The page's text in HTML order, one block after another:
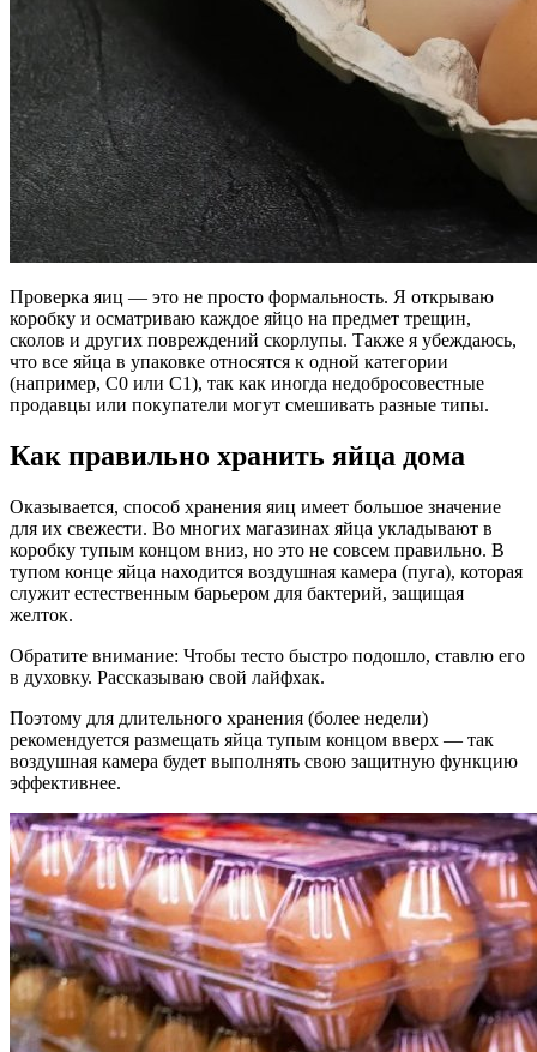
Проверка яиц — это не просто формальность. Я открываю
коробку и осматриваю каждое яйцо на предмет трещин,
сколов и других повреждений скорлупы. Также я убеждаюсь,
что все яйца в упаковке относятся к одной категории
(например, С0 или С1), так как иногда недобросовестные
продавцы или покупатели могут смешивать разные типы.
Как правильно хранить яйца дома
Оказывается, способ хранения яиц имеет большое значение
для их свежести. Во многих магазинах яйца укладывают в
коробку тупым концом вниз, но это не совсем правильно. В
тупом конце яйца находится воздушная камера (пуга), которая
служит естественным барьером для бактерий, защищая
желток.
Обратите внимание: Чтобы тесто быстро подошло, ставлю его
в духовку. Рассказываю свой лайфхак.
Поэтому для длительного хранения (более недели)
рекомендуется размещать яйца тупым концом вверх — так
воздушная камера будет выполнять свою защитную функцию
эффективнее.